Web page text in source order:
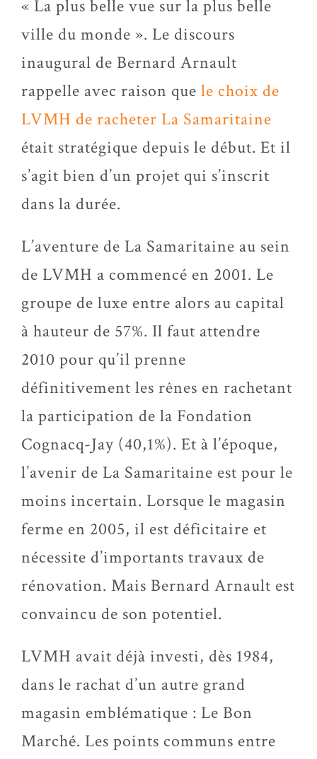
« La plus belle vue sur la plus belle
ville du monde ». Le discours
inaugural de Bernard Arnault
rappelle avec raison que le choix de
LVMH de racheter La Samaritaine
était stratégique depuis le début. Et il
s’agit bien d’un projet qui s’inscrit
dans la durée.
L’aventure de La Samaritaine au sein
de LVMH a commencé en 2001. Le
groupe de luxe entre alors au capital
à hauteur de 57%. Il faut attendre
2010 pour qu’il prenne
définitivement les rênes en rachetant
la participation de la Fondation
Cognacq-Jay (40,1%). Et à l’époque,
l’avenir de La Samaritaine est pour le
moins incertain. Lorsque le magasin
ferme en 2005, il est déficitaire et
nécessite d’importants travaux de
rénovation. Mais Bernard Arnault est
convaincu de son potentiel.
LVMH avait déjà investi, dès 1984,
dans le rachat d’un autre grand
magasin emblématique : Le Bon
Marché. Les points communs entre